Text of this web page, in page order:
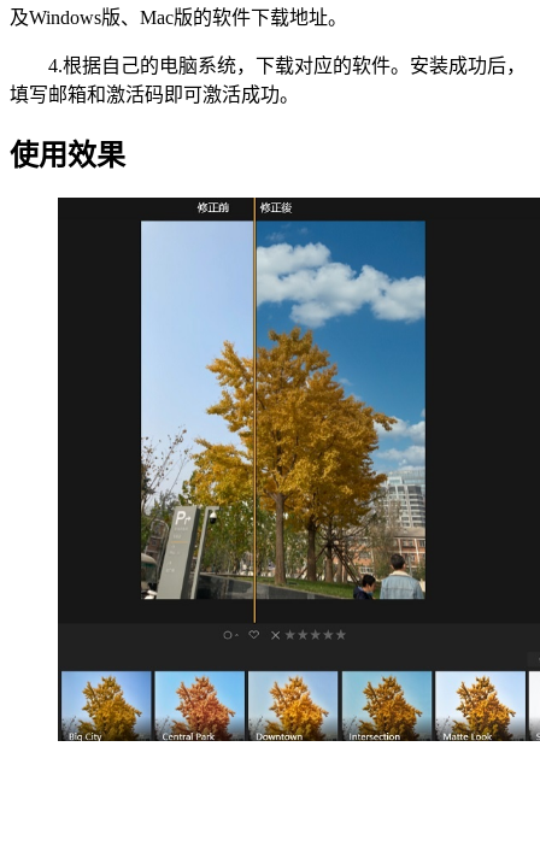
及Windows版、Mac版的软件下载地址。
4.根据自己的电脑系统，下载对应的软件。安装成功后，
填写邮箱和激活码即可激活成功。
使用效果